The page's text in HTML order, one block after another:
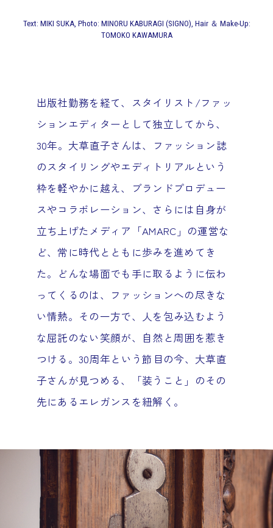
Text: MIKI SUKA, Photo: MINORU KABURAGI (SIGNO), Hair ＆ Make-Up:
TOMOKO KAWAMURA
出版社勤務を経て、スタイリスト/ファッ
ションエディターとして独立してから、
30年。大草直子さんは、ファッション誌
のスタイリングやエディトリアルという
枠を軽やかに越え、ブランドプロデュー
スやコラボレーション、さらには自身が
立ち上げたメディア「AMARC」の運営な
ど、常に時代とともに歩みを進めてき
た。どんな場面でも手に取るように伝わ
ってくるのは、ファッションへの尽きな
い情熱。その一方で、人を包み込むよう
な屈託のない笑顔が、自然と周囲を惹き
つける。30周年という節目の今、大草直
子さんが見つめる、「装うこと」のその
先にあるエレガンスを紐解く。